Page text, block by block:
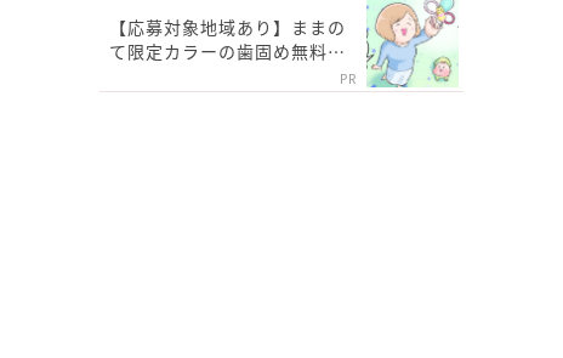
【応募対象地域あり】ままの
て限定カラーの歯固め無料…
PR